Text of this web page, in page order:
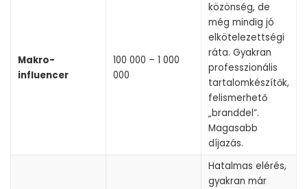
Makro-
influencer
100 000 – 1 000
000
közönség, de
még mindig jó
elkötelezettségi
ráta. Gyakran
professzionális
tartalomkészítők,
felismerhető
„branddel”.
Magasabb
díjazás.
Hatalmas elérés,
gyakran már